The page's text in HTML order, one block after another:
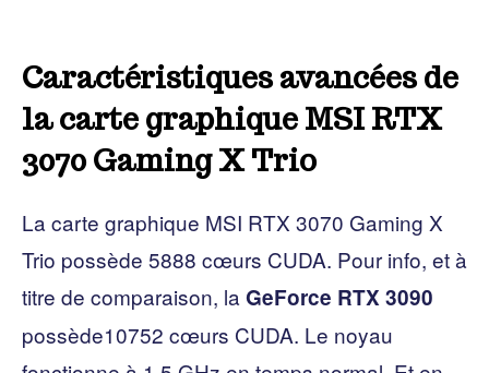
Caractéristiques avancées de
la carte graphique MSI RTX
3070 Gaming X Trio
La carte graphique MSI RTX 3070 Gaming X
Trio possède 5888 cœurs CUDA. Pour info, et à
titre de comparaison, la GeForce RTX 3090
possède10752 cœurs CUDA. Le noyau